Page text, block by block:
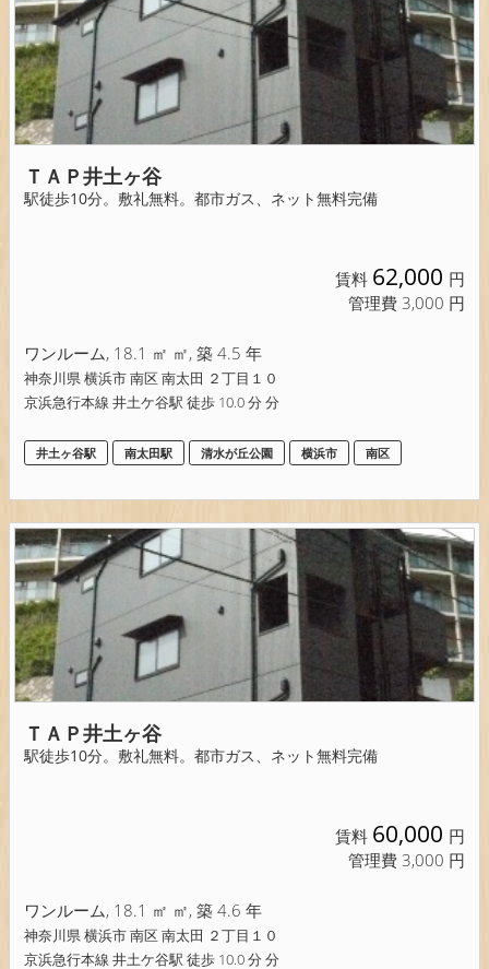
ＴＡＰ井土ヶ谷
駅徒歩10分。敷礼無料。都市ガス、ネット無料完備
賃料 62,000 円
管理費 3,000 円
ワンルーム, 18.1 ㎡ ㎡, 築 4.5 年
神奈川県 横浜市 南区 南太田 ２丁目１０
京浜急行本線 井土ケ谷駅 徒歩 10.0 分 分
井土ヶ谷駅 南太田駅 清水が丘公園 横浜市 南区
ＴＡＰ井土ヶ谷
駅徒歩10分。敷礼無料。都市ガス、ネット無料完備
賃料 60,000 円
管理費 3,000 円
ワンルーム, 18.1 ㎡ ㎡, 築 4.6 年
神奈川県 横浜市 南区 南太田 ２丁目１０
京浜急行本線 井土ケ谷駅 徒歩 10.0 分 分